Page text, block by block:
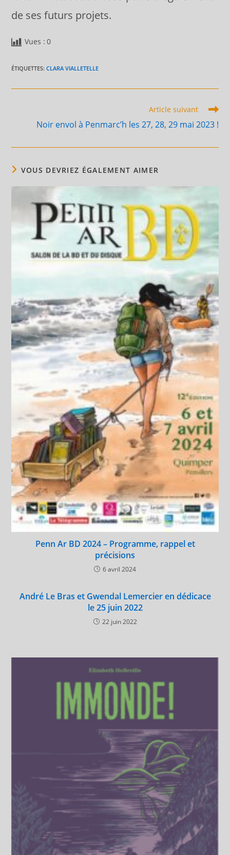
de ses futurs projets.
Vues : 0
ÉTIQUETTES:CLARA VIALLETELLE
Article suivant
Noir envol à Penmarc’h les 27, 28, 29 mai 2023 !
VOUS DEVRIEZ ÉGALEMENT AIMER
Penn Ar BD 2024 – Programme, rappel et
précisions
6 avril 2024
André Le Bras et Gwendal Lemercier en dédicace
le 25 juin 2022
22 juin 2022